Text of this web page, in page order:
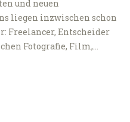
und neuen
liegen inzwischen schon
Freelancer, Entscheider
Fotografie, Film,…